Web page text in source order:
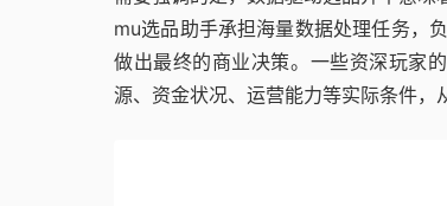
mu选品助手承担海量数据处理任务，
做出最终的商业决策。一些资深玩家
源、资金状况、运营能力等实际条件，